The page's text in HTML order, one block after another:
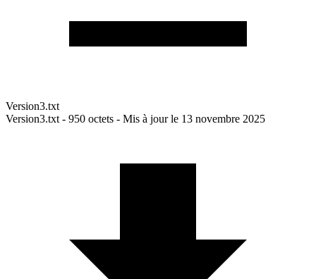
Version3.txt
Version3.txt - 950 octets - Mis à jour le 13 novembre 2025